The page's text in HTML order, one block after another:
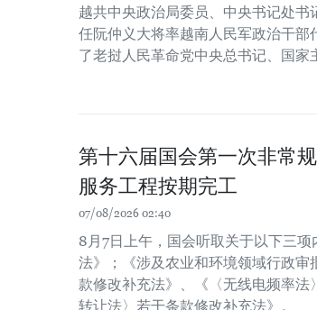
越共中央政治局委员、中央书记处
任阮仲义大将率越南人民军政治干
了老挝人民革命党中央总书记、国家
第十六届国会第一次非常
服务工程按期完工
07/08/2026 02:40
8月7日上午，国会听取关于以下三
法》；《涉及农业和环境领域行政
款修改补充法》、《〈无线电频率
转让法〉若干条款修改补充法》。